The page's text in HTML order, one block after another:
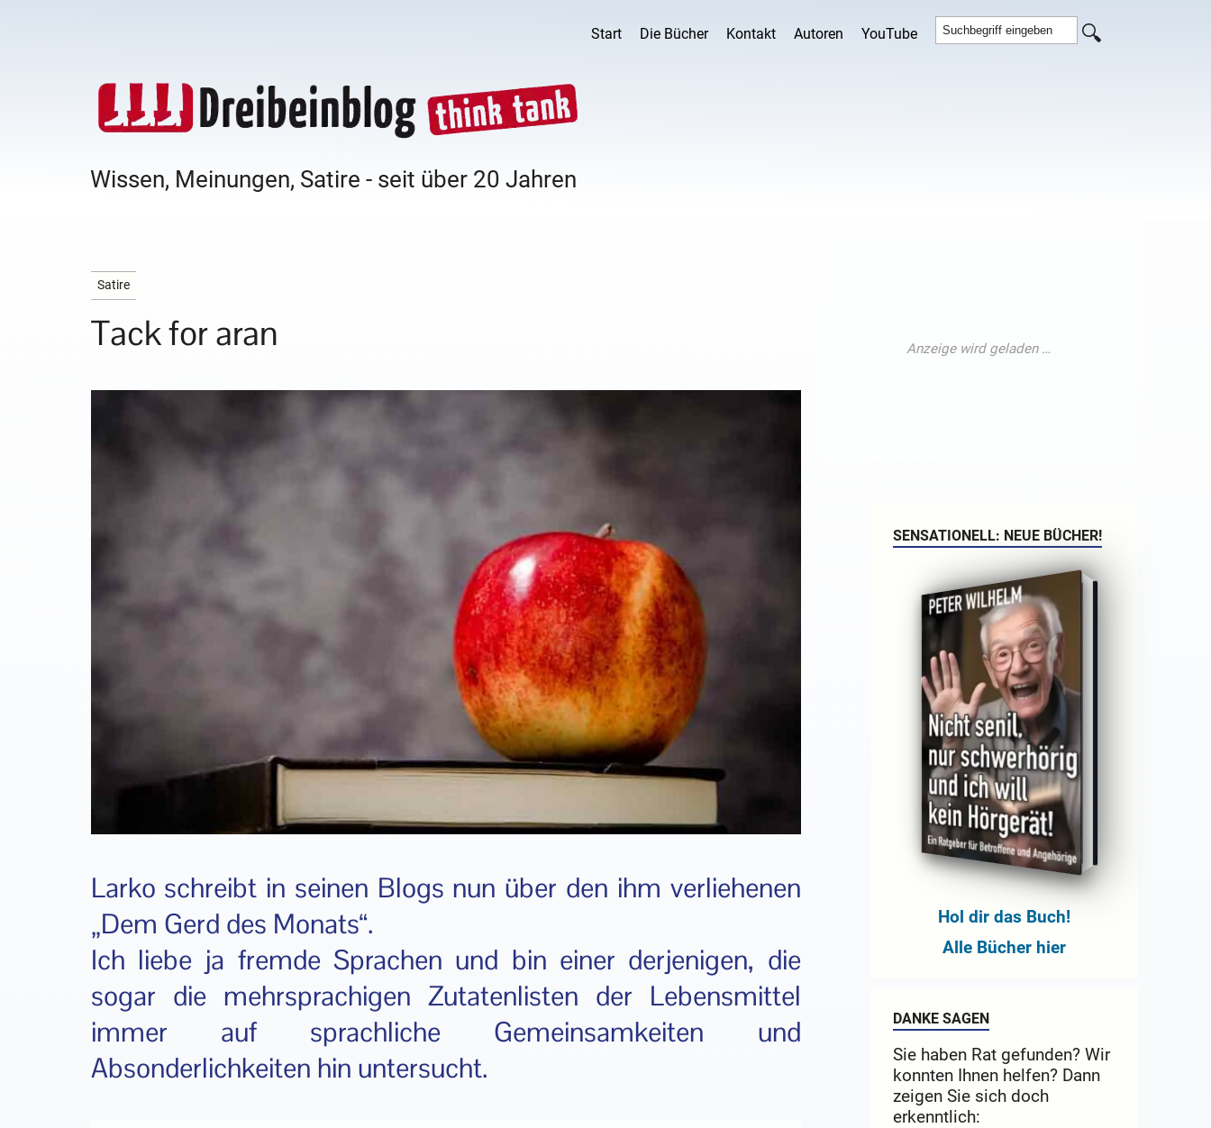
Start Die Bücher Kontakt Autoren YouTube
Wissen, Meinungen, Satire - seit über 20 Jahren
Satire
Tack for aran
Larko schreibt in seinen Blogs nun über den ihm verliehenen
„Dem Gerd des Monats“.
Ich liebe ja fremde Sprachen und bin einer derjenigen, die
sogar die mehrsprachigen Zutatenlisten der Lebensmittel
immer auf sprachliche Gemeinsamkeiten und
Absonderlichkeiten hin untersucht.
SENSATIONELL: NEUE BÜCHER!
Hol dir das Buch!
Alle Bücher hier
DANKE SAGEN
Sie haben Rat gefunden? Wir
konnten Ihnen helfen? Dann
zeigen Sie sich doch
erkenntlich: